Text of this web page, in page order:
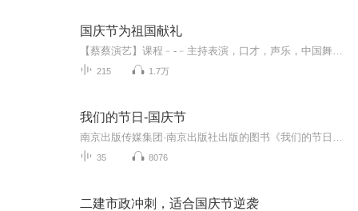
国庆节为祖国献礼
215 1.7万
我们的节日-国庆节
35 8076
二建市政冲刺，适合国庆节逆袭